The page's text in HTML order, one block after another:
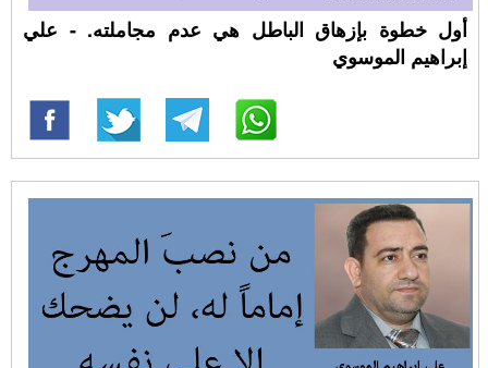
أول خطوة بإزهاق الباطل هي عدم مجاملته. - علي
إبراهيم الموسوي